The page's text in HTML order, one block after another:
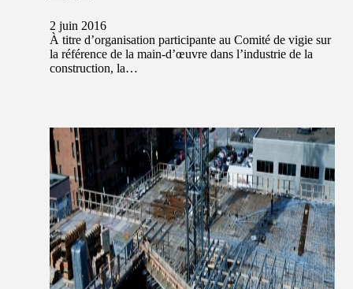
2 juin 2016
À titre d’organisation participante au Comité de vigie sur
la référence de la main-d’œuvre dans l’industrie de la
construction, la…